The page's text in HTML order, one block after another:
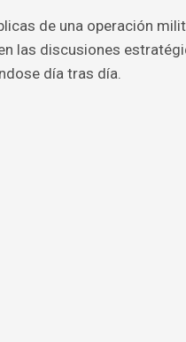
de una operación
las discusiones
día tras día.